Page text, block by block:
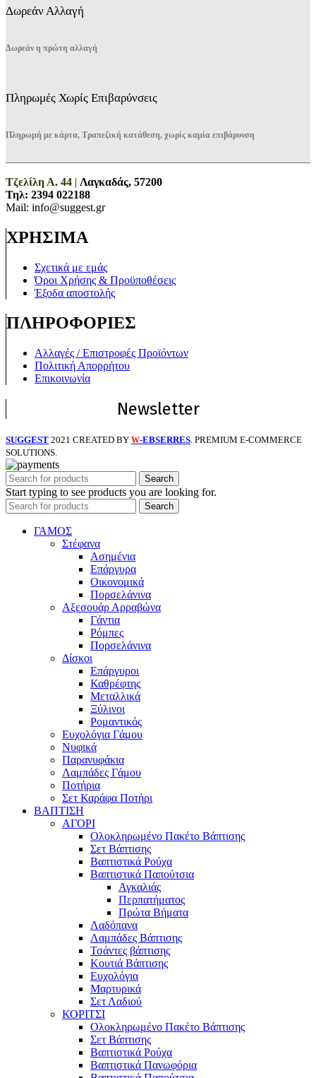
Δωρεάν Αλλαγή
Δωρεάν η πρώτη αλλαγή
Πληρωμές Χωρίς Επιβαρύνσεις
Πληρωμή με κάρτα, Τραπεζική κατάθεση, χωρίς καμία επιβάρυνση
Τζελίλη Α. 44 | Λαγκαδάς, 57200
Τηλ: 2394 022188
Mail: info@suggest.gr
ΧΡΗΣΙΜΑ
Σχετικά με εμάς
Όροι Χρήσης & Προϋποθέσεις
Έξοδα αποστολής
ΠΛΗΡΟΦΟΡΙΕΣ
Αλλαγές / Επιστροφές Προϊόντων
Πολιτική Απορρήτου
Επικοινωνία
Newsletter
SUGGEST 2021 CREATED BY W-EBSERRES . PREMIUM E-COMMERCE
SOLUTIONS.
Search
Start typing to see products you are looking for.
Search
ΓΑΜΟΣ
Στέφανα
Ασημένια
Επάργυρα
Οικονομικά
Πορσελάνινα
Αξεσουάρ Αρραβώνα
Γάντια
Ρόμπες
Πορσελάνινα
Δίσκοι
Επάργυροι
Καθρέφτης
Μεταλλικά
Ξύλινοι
Ρομαντικός
Ευχολόγια Γάμου
Νυφικά
Παρανυφάκια
Λαμπάδες Γάμου
Ποτήρια
Σετ Καράφα Ποτήρι
ΒΑΠΤΙΣΗ
ΑΓΟΡΙ
Ολοκληρωμένο Πακέτο Βάπτισης
Σετ Βάπτισης
Βαπτιστικά Ρούχα
Βαπτιστικά Παπούτσια
Αγκαλιάς
Περπατήματος
Πρώτα Βήματα
Λαδόπανα
Λαμπάδες Βάπτισης
Τσάντες βάπτισης
Κουτιά Βάπτισης
Ευχολόγια
Μαρτυρικά
Σετ Λαδιού
ΚΟΡΙΤΣΙ
Ολοκληρωμένο Πακέτο Βάπτισης
Σετ Βάπτισης
Βαπτιστικά Ρούχα
Βαπτιστικά Πανωφόρια